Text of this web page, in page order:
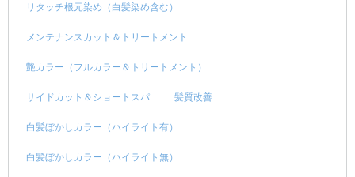
リタッチ根元染め（白髪染め含む）
メンテナンスカット＆トリートメント
艶カラー（フルカラー＆トリートメント）
サイドカット＆ショートスパ 髪質改善
白髪ぼかしカラー（ハイライト有）
白髪ぼかしカラー（ハイライト無）